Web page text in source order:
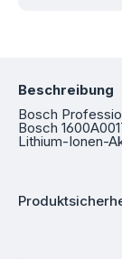
Beschreibung
Bosch
Bosch
Lithium-Ionen-